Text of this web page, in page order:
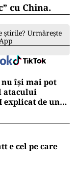
cu China.
știrile? Urmărește
nu își mai pot
atacului
explicat de un
e cel pe care